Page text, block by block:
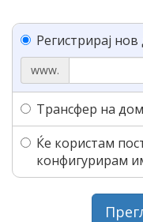
Регистрирај
www.
Трансфер на
Ќе користам
конфигурирам